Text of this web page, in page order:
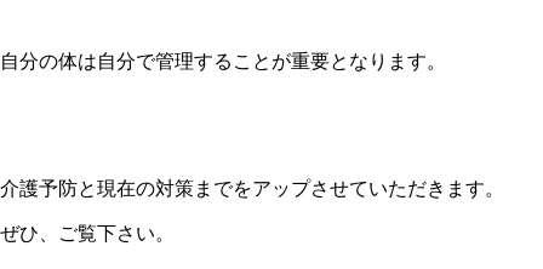
自分の体は自分で管理することが重要となります。
介護予防と現在の対策までをアップさせていただきます。
ぜひ、ご覧下さい。